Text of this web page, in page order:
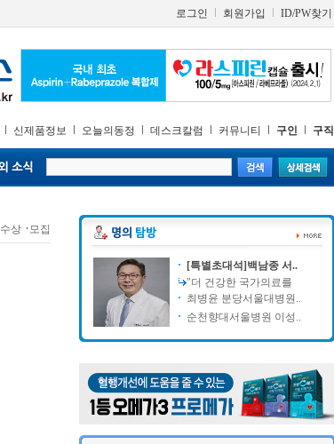
로그인 회원가입 ID/PW찾기
신제품정보 오늘의동정 데스크칼럼 커뮤니티 구인 구직
수상·모집
[특별초대석]백남종 서..
"더 건강한 국가의료를
최병윤 분당서울대병원..
순천향대서울병원 이성..